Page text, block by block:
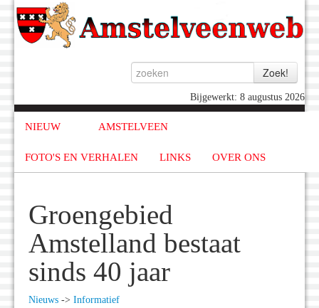
Bijgewerkt: 8 augustus 2026
NIEUW AMSTELVEEN
FOTO'S EN VERHALEN LINKS OVER ONS
Groengebied
Amstelland bestaat
sinds 40 jaar
Nieuws -> Informatief